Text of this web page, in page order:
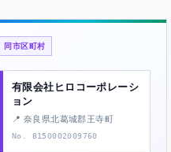
同市区町村
有限会社ヒロコーポレーシ
ョン
📍 奈良県北葛城郡王寺町
No. 8150002009760